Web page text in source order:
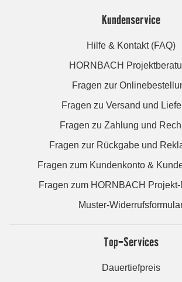
Kundenservice
Hilfe & Kontakt (FAQ)
HORNBACH
Fragen zur
Fragen zu Versand und
Fragen zu Zahlung und
Fragen zur Rückgabe und
Fragen zum Kundenkonto &
Fragen zum HORNBACH
Muster-
Top-Services
Dauertiefpreis